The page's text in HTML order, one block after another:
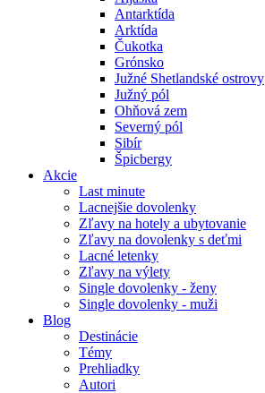
Antarktída
Arktída
Čukotka
Grónsko
Južné Shetlandské ostrovy
Južný pól
Ohňová zem
Severný pól
Sibír
Špicbergy
Akcie
Last minute
Lacnejšie dovolenky
Zľavy na hotely a ubytovanie
Zľavy na dovolenky s deťmi
Lacné letenky
Zľavy na výlety
Single dovolenky - ženy
Single dovolenky - muži
Blog
Destinácie
Témy
Prehliadky
Autori